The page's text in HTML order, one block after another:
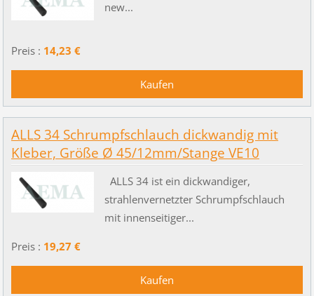
new...
Preis : 14,23 €
ALLS 34 Schrumpfschlauch dickwandig mit
Kleber, Größe Ø 45/12mm/Stange VE10
ALLS 34 ist ein dickwandiger,
strahlenvernetzter Schrumpfschlauch
mit innenseitiger...
Preis : 19,27 €